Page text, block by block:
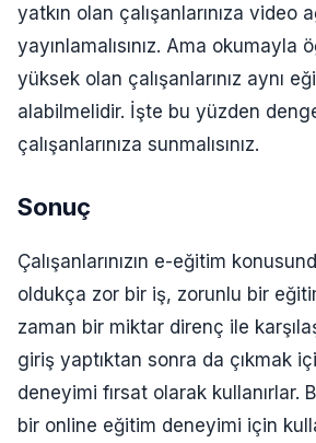
yatkın olan çalışanlarınıza video
yayınlamalısınız. Ama okumayla
yüksek olan çalışanlarınız aynı
alabilmelidir. İşte bu yüzden
çalışanlarınıza sunmalısınız.
Sonuç
Çalışanlarınızın e-eğitim
oldukça zor bir iş, zorunlu bir
zaman bir miktar direnç ile
giriş yaptıktan sonra da çıkmak
deneyimi fırsat olarak kullanırlar.
bir online eğitim deneyimi için